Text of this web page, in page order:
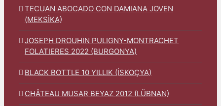
TECUAN ABOCADO CON DAMIANA JOVEN
(MEKSİKA)
JOSEPH DROUHIN PULIGNY-MONTRACHET
FOLATIERES 2022 (BURGONYA)
BLACK BOTTLE 10 YILLIK (İSKOÇYA)
CHÂTEAU MUSAR BEYAZ 2012 (LÜBNAN)